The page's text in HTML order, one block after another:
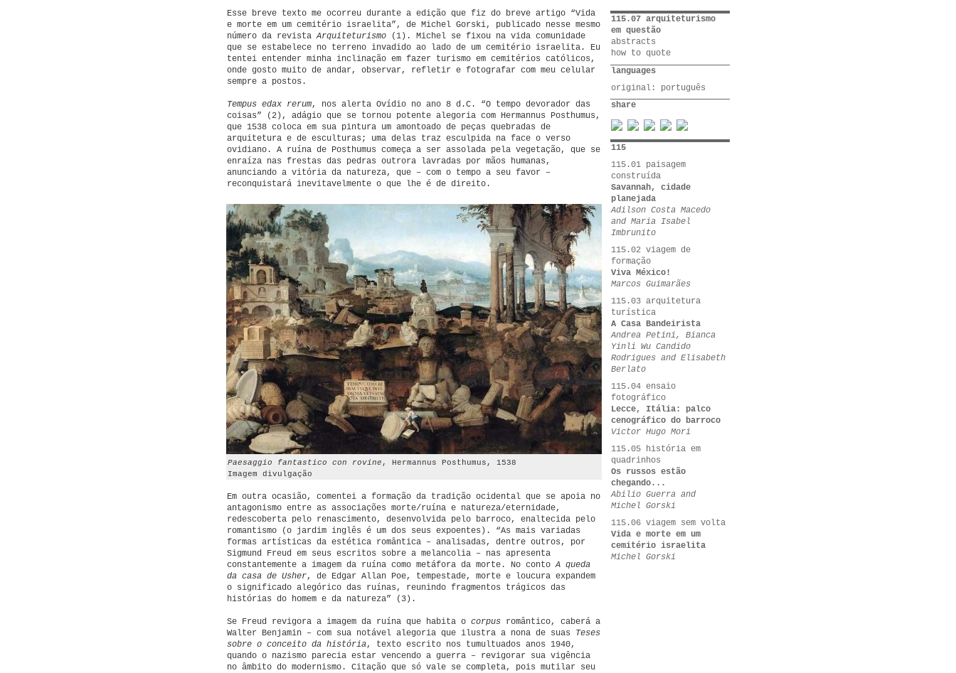
Esse breve texto me ocorreu durante a edição que fiz do breve artigo “Vida
e morte em um cemitério israelita”, de Michel Gorski, publicado nesse mesmo
número da revistaArquiteturismo (1). Michel se fixou na vida comunidade
que se estabelece no terreno invadido ao lado de um cemitério israelita. Eu
tentei entender minha inclinação em fazer turismo em cemitérios católicos,
onde gosto muito de andar, observar, refletir e fotografar com meu celular
sempre a postos.
Tempus edax rerum, nos alerta Ovídio no ano 8 d.C. “O tempo devorador das
coisas” (2), adágio que se tornou potente alegoria com Hermannus Posthumus,
que 1538 coloca em sua pintura um amontoado de peças quebradas de
arquitetura e de esculturas; uma delas traz esculpida na face o verso
ovidiano. A ruína de Posthumus começa a ser assolada pela vegetação, que se
enraíza nas frestas das pedras outrora lavradas por mãos humanas,
anunciando a vitória da natureza, que – com o tempo a seu favor –
reconquistará inevitavelmente o que lhe é de direito.
Paesaggio fantastico con rovine , Hermannus Posthumus, 1538
Imagem divulgação
Em outra ocasião, comentei a formação da tradição ocidental que se apoia no
antagonismo entre as associações morte/ruína e natureza/eternidade,
redescoberta pelo renascimento, desenvolvida pelo barroco, enaltecida pelo
romantismo (o jardim inglês é um dos seus expoentes). “As mais variadas
formas artísticas da estética romântica – analisadas, dentre outros, por
Sigmund Freud em seus escritos sobre a melancolia – nas apresenta
constantemente a imagem da ruína como metáfora da morte. No contoA queda
da casa de Usher, de Edgar Allan Poe, tempestade, morte e loucura expandem
o significado alegórico das ruínas, reunindo fragmentos trágicos das
histórias do homem e da natureza” (3).
Se Freud revigora a imagem da ruína que habita o corpus romântico, caberá a
Walter Benjamin – com sua notável alegoria que ilustra a nona de suas Teses
sobre o conceito da história, texto escrito nos tumultuados anos 1940,
quando o nazismo parecia estar vencendo a guerra – revigorar sua vigência
no âmbito do modernismo. Citação que só vale se completa, pois mutilar seu
115.07 arquiteturismo
em questão
abstracts
how to quote
languages
original: português
share
115
115.01 paisagem
construída
Savannah, cidade
planejada
Adilson Costa Macedo
and Maria Isabel
Imbrunito
115.02 viagem de
formação
Viva México!
Marcos Guimarães
115.03 arquitetura
turística
A Casa Bandeirista
Andrea Petini, Bianca
Yinli Wu Candido
Rodrigues and Elisabeth
Berlato
115.04 ensaio
fotográfico
Lecce, Itália: palco
cenográfico do barroco
Victor Hugo Mori
115.05 história em
quadrinhos
Os russos estão
chegando...
Abilio Guerra and
Michel Gorski
115.06 viagem sem volta
Vida e morte em um
cemitério israelita
Michel Gorski